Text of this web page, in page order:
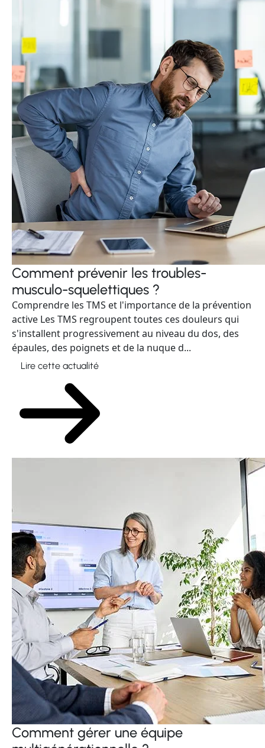
Comment prévenir les troubles-
musculo-squelettiques ?
Comprendre les TMS et l'importance de la prévention
active Les TMS regroupent toutes ces douleurs qui
s'installent progressivement au niveau du dos, des
épaules, des poignets et de la nuque d...
Lire cette actualité
Comment gérer une équipe
multigénérationnelle ?